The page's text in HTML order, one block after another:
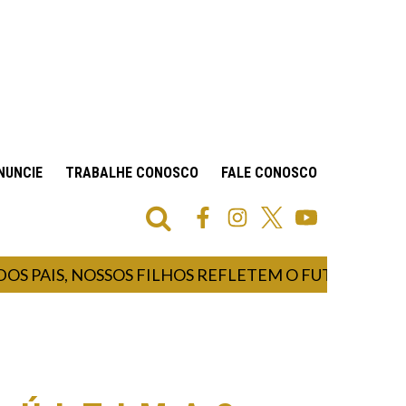
TRABALHE CONOSCO FALE CONOSCO
NOSSOS FILHOS REFLETEM O FUTURO E NOS